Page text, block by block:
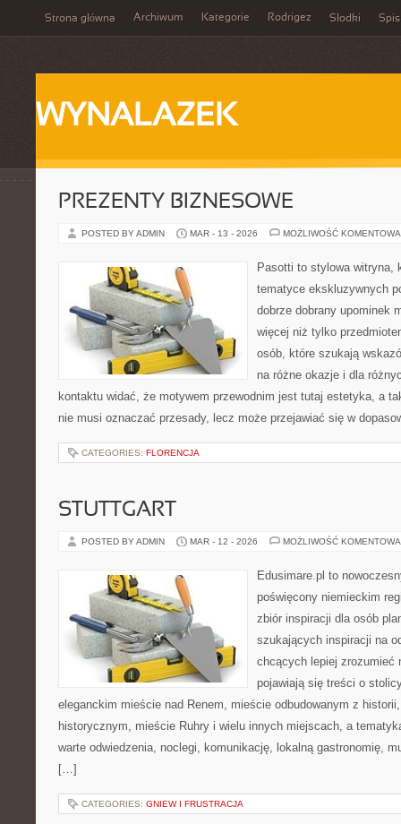
Strona główna Archiwum Kategorie Rodrigez Słodki Spis
WYNALAZEK
PREZENTY BIZNESOWE
POSTED BY ADMIN MAR - 13 - 2026 MOŻLIWOŚĆ
Pasotti to stylowa witryna,
tematyce ekskluzywnych
dobrze dobrany upominek
więcej niż tylko
osób, które szukają
na różne okazje i dla
kontaktu widać, że motywem przewodnim jest tutaj estetyka, a
nie musi oznaczać przesady, lecz może przejawiać się w
CATEGORIES: FLORENCJA
STUTTGART
POSTED BY ADMIN MAR - 12 - 2026 MOŻLIWOŚĆ
Edusimare.pl to
poświęcony niemieckim
zbiór inspiracji dla osób
szukających inspiracji na
chcących lepiej zrozumieć
pojawiają się treści o
eleganckim mieście nad Renem, mieście odbudowanym z
historycznym, mieście Ruhry i wielu innych miejscach, a
warte odwiedzenia, noclegi, komunikację, lokalną gastronomię,
[…]
CATEGORIES: GNIEW I FRUSTRACJA